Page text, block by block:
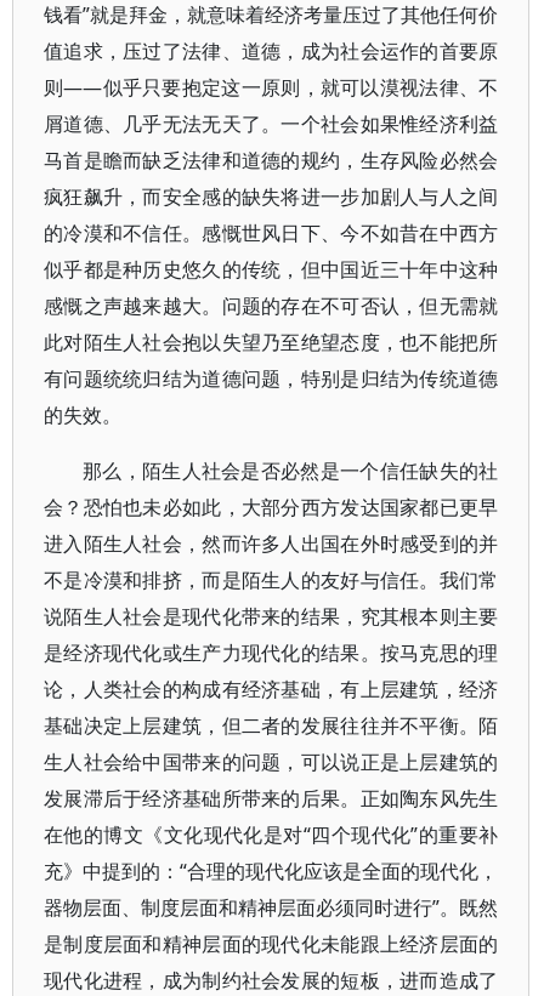
钱看”就是拜金，就意味着经济考量压过了其他任何价
值追求，压过了法律、道德，成为社会运作的首要原
则——似乎只要抱定这一原则，就可以漠视法律、不
屑道德、几乎无法无天了。一个社会如果惟经济利益
马首是瞻而缺乏法律和道德的规约，生存风险必然会
疯狂飙升，而安全感的缺失将进一步加剧人与人之间
的冷漠和不信任。感慨世风日下、今不如昔在中西方
似乎都是种历史悠久的传统，但中国近三十年中这种
感慨之声越来越大。问题的存在不可否认，但无需就
此对陌生人社会抱以失望乃至绝望态度，也不能把所
有问题统统归结为道德问题，特别是归结为传统道德
的失效。
那么，陌生人社会是否必然是一个信任缺失的社
会？恐怕也未必如此，大部分西方发达国家都已更早
进入陌生人社会，然而许多人出国在外时感受到的并
不是冷漠和排挤，而是陌生人的友好与信任。我们常
说陌生人社会是现代化带来的结果，究其根本则主要
是经济现代化或生产力现代化的结果。按马克思的理
论，人类社会的构成有经济基础，有上层建筑，经济
基础决定上层建筑，但二者的发展往往并不平衡。陌
生人社会给中国带来的问题，可以说正是上层建筑的
发展滞后于经济基础所带来的后果。正如陶东风先生
在他的博文《文化现代化是对“四个现代化”的重要补
充》中提到的：“合理的现代化应该是全面的现代化，
器物层面、制度层面和精神层面必须同时进行”。既然
是制度层面和精神层面的现代化未能跟上经济层面的
现代化进程，成为制约社会发展的短板，进而造成了